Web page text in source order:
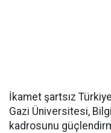
İkamet şartsız
Gazi Üniversitesi,
kadrosunu